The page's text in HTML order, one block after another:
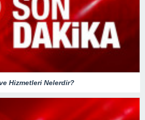
Hizmetleri Nelerdir?